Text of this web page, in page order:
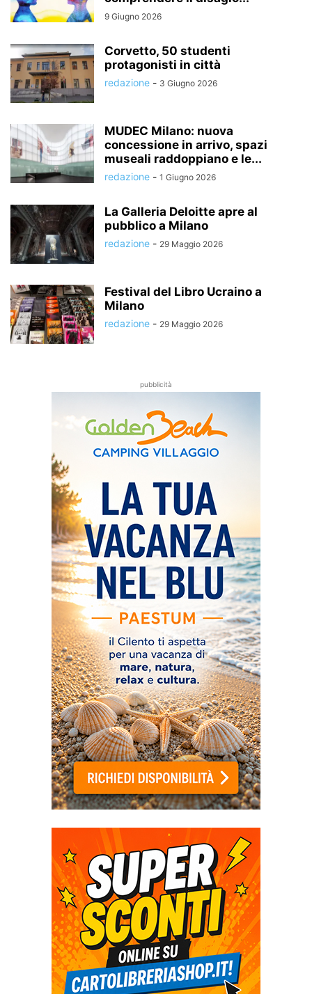
9 Giugno 2026
Corvetto, 50 studenti
protagonisti in città
redazione - 3 Giugno 2026
MUDEC Milano: nuova
concessione in arrivo, spazi
museali raddoppiano e le...
redazione - 1 Giugno 2026
La Galleria Deloitte apre al
pubblico a Milano
redazione - 29 Maggio 2026
Festival del Libro Ucraino a
Milano
redazione - 29 Maggio 2026
pubblicità